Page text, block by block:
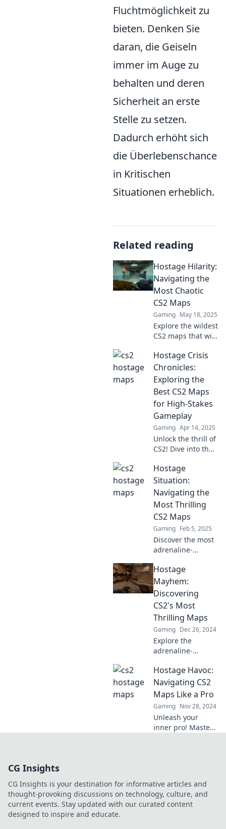
Fluchtmöglichkeit zu
bieten. Denken Sie
daran, die Geiseln
immer im Auge zu
behalten und deren
Sicherheit an erste
Stelle zu setzen.
Dadurch erhöht sich
die Überlebenschance
in Kritischen
Situationen erheblich.
Related reading
Hostage Hilarity:
Navigating the
Most Chaotic
CS2 Maps
Gaming May 18, 2025
Explore the wildest
CS2 maps that will
and scratching
your head!
Uncover chaos,
secrets, and epic
gameplay
moments!
Hostage Crisis
Chronicles:
Exploring the
Best CS2 Maps
for High-Stakes
Gameplay
Gaming Apr 14, 2025
Unlock the thrill of
CS2! Dive into the
high-stakes
gameplay with the
best maps for your
next epic
showdown.
Hostage
Situation:
Navigating the
Most Thrilling
CS2 Maps
Gaming Feb 5, 2025
Discover the most
adrenaline-
maps! Join the
action and master
every hostage
situation with our
ultimate guide.
Hostage
Mayhem:
Discovering
CS2's Most
Thrilling Maps
Gaming Dec 26, 2024
Explore the
adrenaline-
CS2 that keep
players on edge.
Uncover the thrill
of Hostage
Mayhem and
elevate your
gameplay!
Hostage Havoc:
Navigating CS2
Maps Like a Pro
Gaming Nov 28, 2024
Unleash your
inner pro! Master
game now!
CG Insights
CG Insights is your destination for informative articles and
thought-provoking discussions on technology, culture, and
current events. Stay updated with our curated content
designed to inspire and educate.